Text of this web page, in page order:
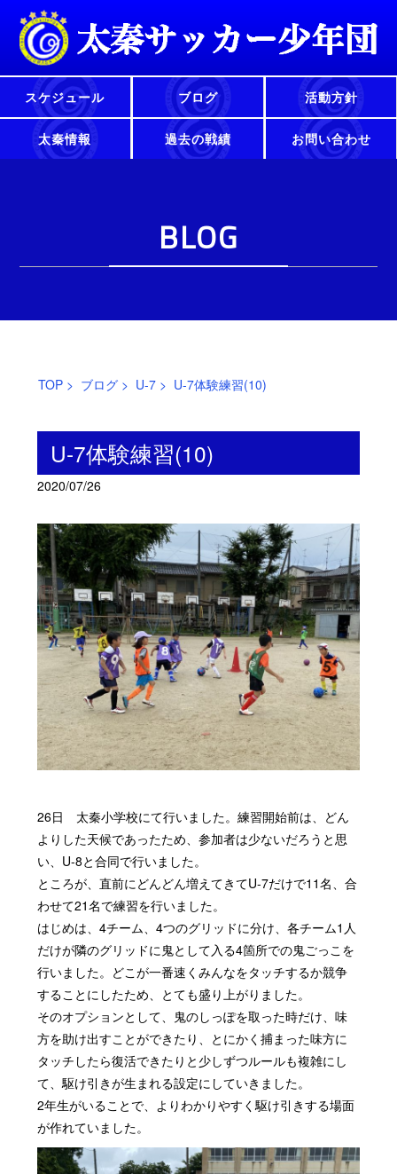
スケジュール ブログ 活動方針
太秦情報 過去の戦績 お問い合わせ
BLOG
TOP> ブログ> U-7> U-7体験練習(10)
U-7体験練習(10)
2020/07/26
26日 太秦小学校にて行いました。練習開始前は、どん
よりした天候であったため、参加者は少ないだろうと思
い、U-8と合同で行いました。
ところが、直前にどんどん増えてきてU-7だけで11名、合
わせて21名で練習を行いました。
はじめは、4チーム、4つのグリッドに分け、各チーム1人
だけが隣のグリッドに鬼として入る4箇所での鬼ごっこを
行いました。どこが一番速くみんなをタッチするか競争
することにしたため、とても盛り上がりました。
そのオプションとして、鬼のしっぽを取った時だけ、味
方を助け出すことができたり、とにかく捕まった味方に
タッチしたら復活できたりと少しずつルールも複雑にし
て、駆け引きが生まれる設定にしていきました。
2年生がいることで、よりわかりやすく駆け引きする場面
が作れていました。